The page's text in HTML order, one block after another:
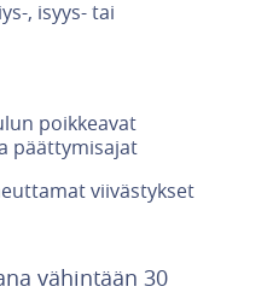
, isyys- tai
poikkeavat
päättymisajat
viivästykset
vähintään 30